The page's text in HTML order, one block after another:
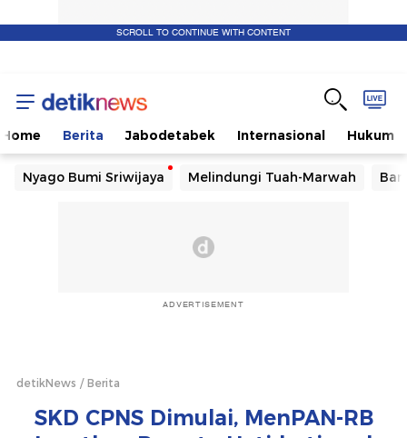
SCROLL TO CONTINUE WITH CONTENT
Home Berita Jabodetabek Internasional Hukum
Nyago Bumi Sriwijaya Melindungi Tuah-Marwah
ADVERTISEMENT
detikNews Berita
SKD CPNS Dimulai, MenPAN-RB